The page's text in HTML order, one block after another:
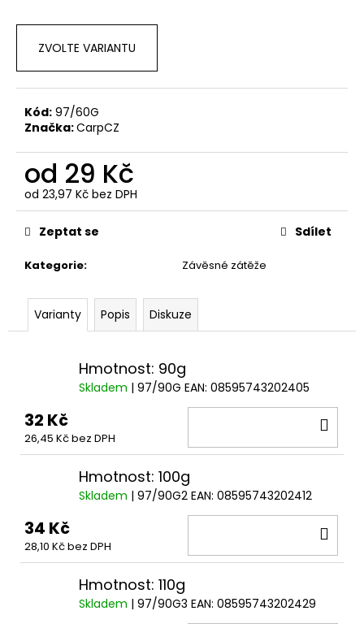
ZVOLTE VARIANTU
Kód: 97/60G
Značka:CarpCZ
od 29 Kč
od 23,97 Kč bez DPH
Měrná
cena:
Kategorie: Závěsné zátěže
Zeptat se Sdílet
Varianty Popis Diskuze
Hmotnost: 90g
Skladem | 97/90G EAN: 08595743202405
32 Kč
26,45 Kč bez DPH
Hmotnost: 100g
Skladem | 97/90G2 EAN: 08595743202412
34 Kč
28,10 Kč bez DPH
Hmotnost: 110g
Skladem | 97/90G3 EAN: 08595743202429
a
t
?
D
r
e
m
e
22
Kč